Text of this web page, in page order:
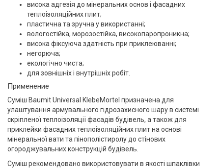
висока адгезія до мінеральних основ і фасадних
теплоізоляційних плит;
пластична та зручна у використанні;
вологостійка, морозостійка, високопаропроникна;
висока фіксуюча здатність при приклеюванні;
негорюча;
екологічно чиста;
для зовнішніх і внутрішніх робіт.
Применение
Суміш Baumit Universal KlebeMortel призначена для
улаштування армувального гідрозахисного шару в системі
скріпленої теплоізоляції фасадів будівель, а також для
приклейки фасадних теплоізоляційних плит на основі
мінеральної вати та пінополістиролу до стінових
огороджувальних конструкцій будівель.
Суміш рекомендовано використовувати в якості шпаклівки